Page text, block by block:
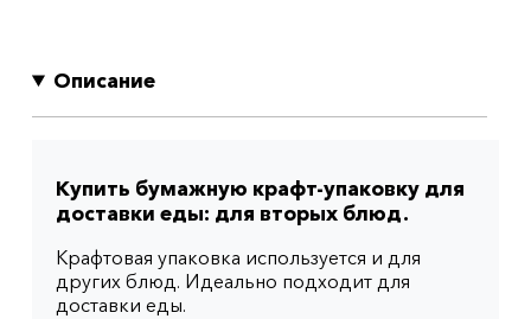
Описание
Купить бумажную крафт-упаковку для
доставки еды: для вторых блюд.
Крафтовая упаковка используется и для
других блюд. Идеально подходит для
доставки еды.